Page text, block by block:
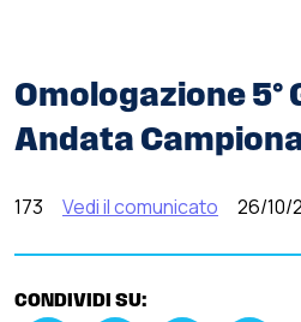
Omologazione 5°
Andata
173 Vedi il comunicato 26/10/
CONDIVIDI SU: